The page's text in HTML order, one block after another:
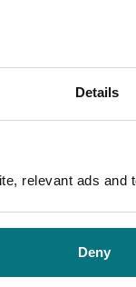
Details
relevant ads and
Deny